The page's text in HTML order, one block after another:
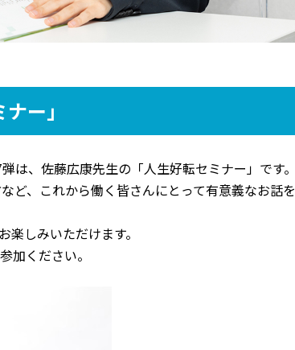
ー」
は、佐藤広康先生の「人生好転セミナー」です。
ど、これから働く皆さんにとって有意義なお話を
しみいただけます。
加ください。